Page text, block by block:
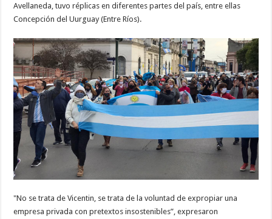
Avellaneda, tuvo réplicas en diferentes partes del país, entre ellas
Concepción del Uurguay (Entre Ríos).
"No se trata de Vicentin, se trata de la voluntad de expropiar una
empresa privada con pretextos insostenibles”, expresaron